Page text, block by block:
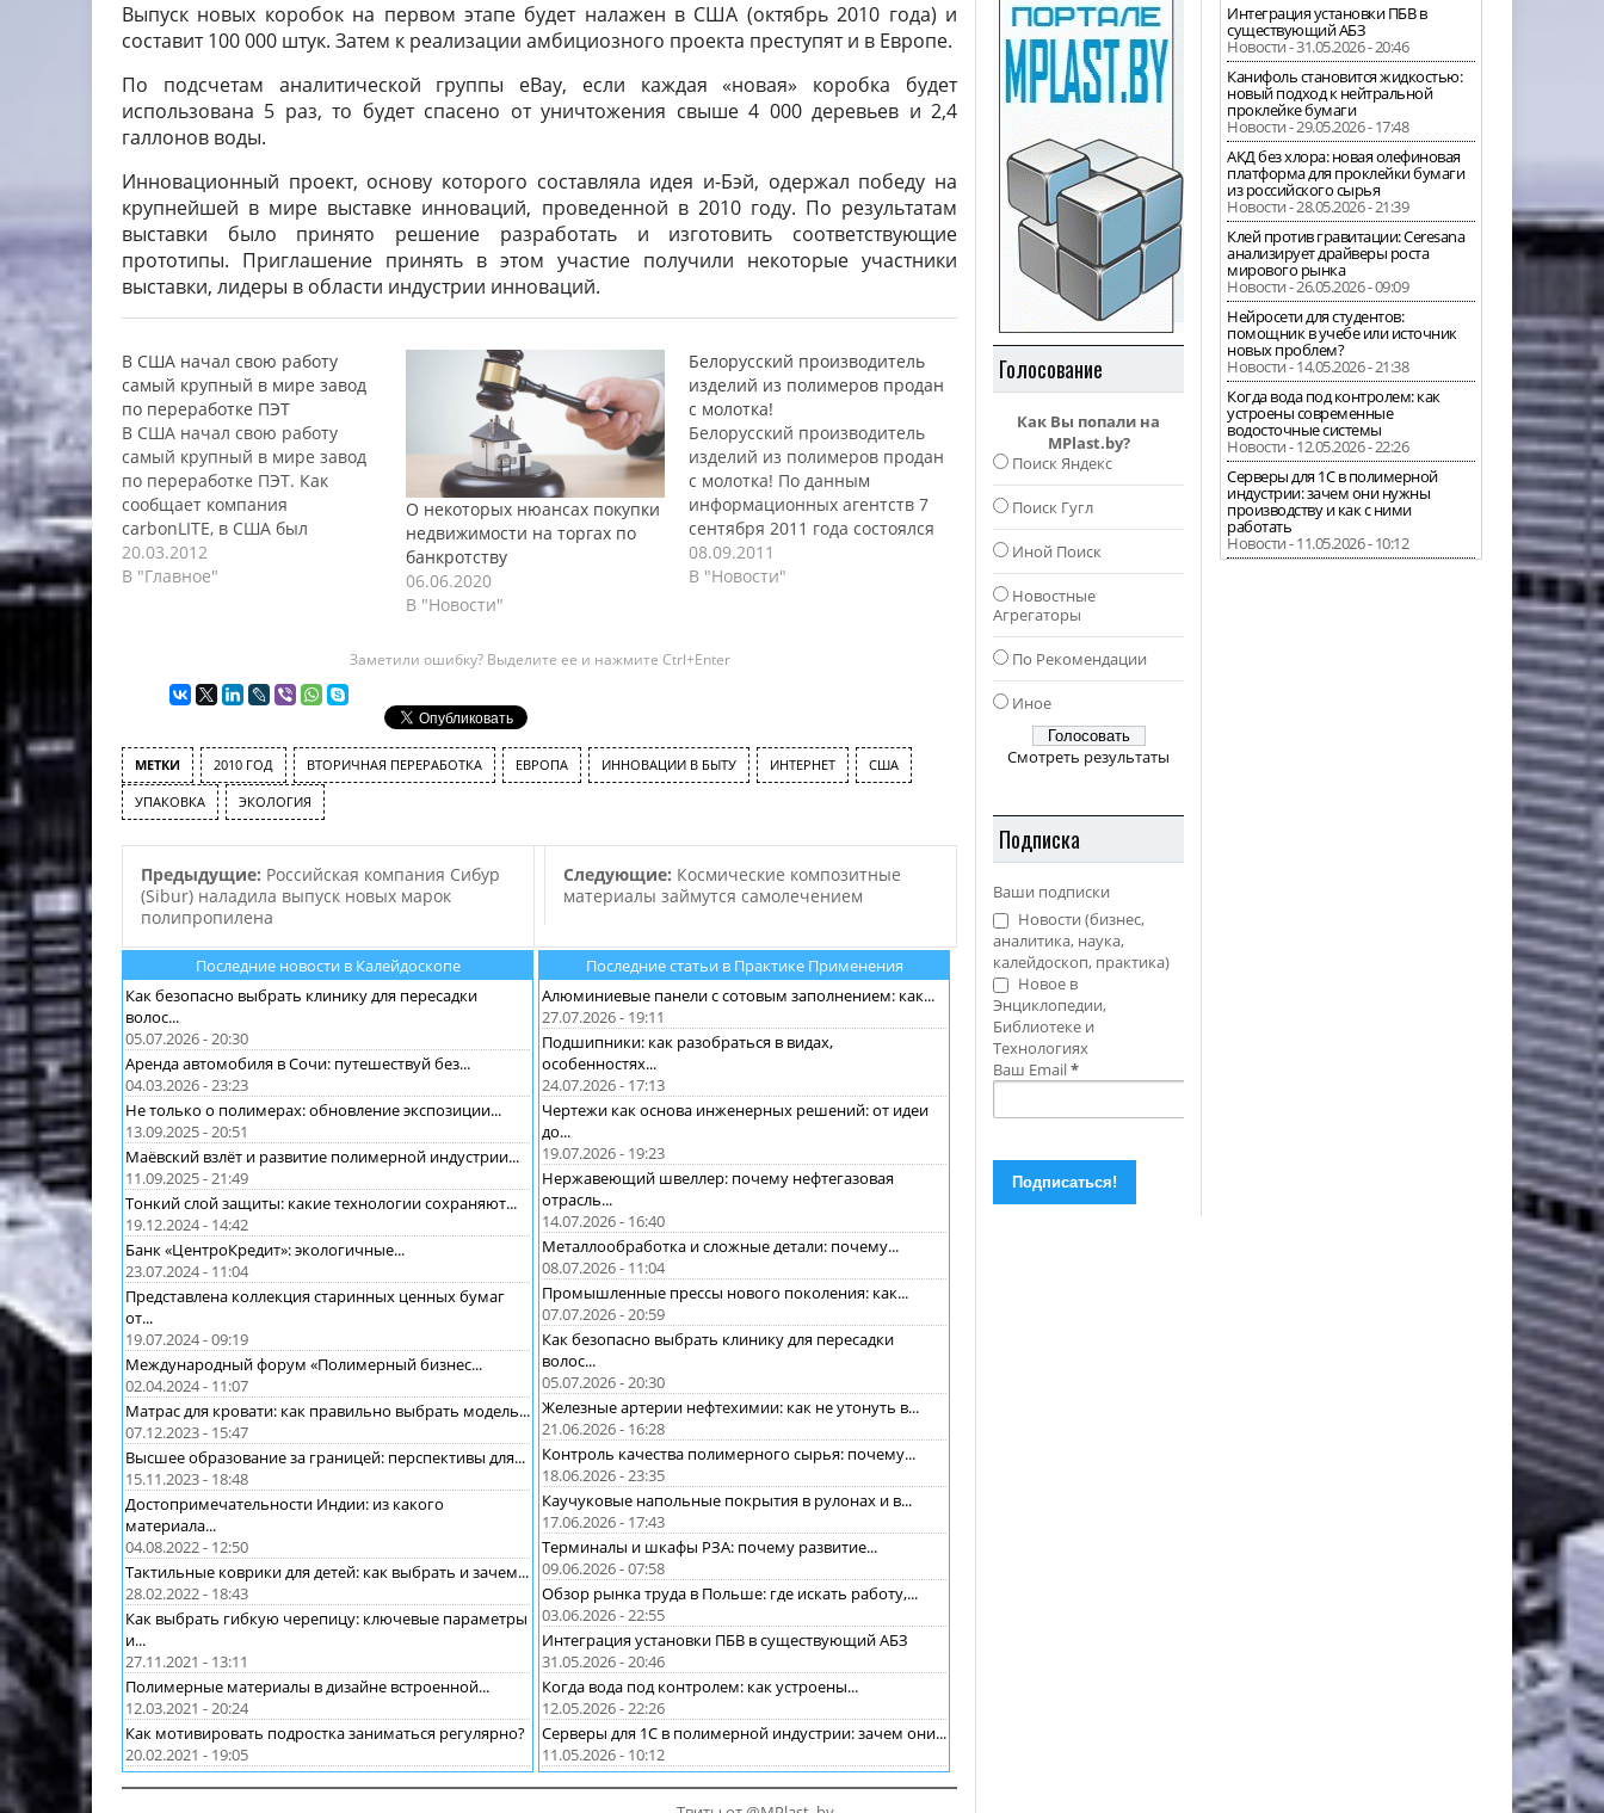
Выпуск новых коробок на первом этапе будет налажен в США (октябрь 2010 года) и
составит 100 000 штук. Затем к реализации амбициозного проекта преступят и в Европе.
По подсчетам аналитической группы eBay, если каждая «новая» коробка будет
использована 5 раз, то будет спасено от уничтожения свыше 4 000 деревьев и 2,4
галлонов воды.
Инновационный проект, основу которого составляла идея и-Бэй, одержал победу на
крупнейшей в мире выставке инноваций, проведенной в 2010 году. По результатам
выставки было принято решение разработать и изготовить соответствующие
прототипы. Приглашение принять в этом участие получили некоторые участники
выставки, лидеры в области индустрии инноваций.
В США начал свою работу
самый крупный в мире завод
по переработке ПЭТ
В США начал свою работу
самый крупный в мире завод
по переработке ПЭТ. Как
сообщает компания
carbonLITE, в США был
построен и запущен в работу
самый крупный в мире завод
год. Предполагается, что
объема займут…
20.03.2012
В "Главное"
О некоторых нюансах покупки
недвижимости на торгах по
банкротству
06.06.2020
В "Новости"
Белорусский производитель
изделий из полимеров продан
с молотка!
Белорусский производитель
изделий из полимеров продан
с молотка! По данным
информационных агентств 7
сентября 2011 года состоялся
аукцион на котором был
продан контрольный пакет
Собственником пакета акций в
литовским капиталом СП ООО
«Торимэкс». Так как…
08.09.2011
В "Новости"
Заметили ошибку? Выделите ее и нажмите Ctrl+Enter
МЕТКИ 2010 ГОД ВТОРИЧНАЯ ПЕРЕРАБОТКА ЕВРОПА ИННОВАЦИИ В БЫТУ ИНТЕРНЕТ США
УПАКОВКА ЭКОЛОГИЯ
Предыдущие: Российская компания Сибур
(Sibur) наладила выпуск новых марок
полипропилена
Следующие: Космические композитные
материалы займутся самолечением
Последние новости в Калейдоскопе
Как безопасно выбрать клинику для пересадки
волос...
05.07.2026 - 20:30
Аренда автомобиля в Сочи: путешествуй без...
04.03.2026 - 23:23
Не только о полимерах: обновление экспозиции...
13.09.2025 - 20:51
Маёвский взлёт и развитие полимерной индустрии...
11.09.2025 - 21:49
Тонкий слой защиты: какие технологии сохраняют...
19.12.2024 - 14:42
Банк «ЦентроКредит»: экологичные...
23.07.2024 - 11:04
Представлена коллекция старинных ценных бумаг
от...
19.07.2024 - 09:19
Международный форум «Полимерный бизнес...
02.04.2024 - 11:07
Матрас для кровати: как правильно выбрать модель...
07.12.2023 - 15:47
Высшее образование за границей: перспективы для...
15.11.2023 - 18:48
Достопримечательности Индии: из какого
материала...
04.08.2022 - 12:50
Тактильные коврики для детей: как выбрать и зачем...
28.02.2022 - 18:43
Как выбрать гибкую черепицу: ключевые параметры
и...
27.11.2021 - 13:11
Полимерные материалы в дизайне встроенной...
12.03.2021 - 20:24
Как мотивировать подростка заниматься регулярно?
20.02.2021 - 19:05
Последние статьи в Практике Применения
Алюминиевые панели с сотовым заполнением: как...
27.07.2026 - 19:11
Подшипники: как разобраться в видах,
особенностях...
24.07.2026 - 17:13
Чертежи как основа инженерных решений: от идеи
до...
19.07.2026 - 19:23
Нержавеющий швеллер: почему нефтегазовая
отрасль...
14.07.2026 - 16:40
Металлообработка и сложные детали: почему...
08.07.2026 - 11:04
Промышленные прессы нового поколения: как...
07.07.2026 - 20:59
Как безопасно выбрать клинику для пересадки
волос...
05.07.2026 - 20:30
Железные артерии нефтехимии: как не утонуть в...
21.06.2026 - 16:28
Контроль качества полимерного сырья: почему...
18.06.2026 - 23:35
Каучуковые напольные покрытия в рулонах и в...
17.06.2026 - 17:43
Терминалы и шкафы РЗА: почему развитие...
09.06.2026 - 07:58
Обзор рынка труда в Польше: где искать работу,...
03.06.2026 - 22:55
Интеграция установки ПБВ в существующий АБЗ
31.05.2026 - 20:46
Когда вода под контролем: как устроены...
12.05.2026 - 22:26
Серверы для 1С в полимерной индустрии: зачем они...
11.05.2026 - 10:12
Голосование
Как Вы попали на
MPlast.by?
Поиск Яндекс
Поиск Гугл
Иной Поиск
Новостные
Агрегаторы
По Рекомендации
Иное
Смотреть результаты
Подписка
Ваши подписки
Новости (бизнес,
аналитика, наука,
калейдоскоп, практика)
Новое в
Энциклопедии,
Библиотеке и
Технологиях
Ваш Email*
Интеграция установки ПБВ в
существующий АБЗ
Новости - 31.05.2026 - 20:46
Канифоль становится жидкостью:
новый подход к нейтральной
проклейке бумаги
Новости - 29.05.2026 - 17:48
АКД без хлора: новая олефиновая
платформа для проклейки бумаги
из российского сырья
Новости - 28.05.2026 - 21:39
Клей против гравитации: Ceresana
анализирует драйверы роста
мирового рынка
Новости - 26.05.2026 - 09:09
Нейросети для студентов:
помощник в учебе или источник
новых проблем?
Новости - 14.05.2026 - 21:38
Когда вода под контролем: как
устроены современные
водосточные системы
Новости - 12.05.2026 - 22:26
Серверы для 1С в полимерной
индустрии: зачем они нужны
производству и как с ними
работать
Новости - 11.05.2026 - 10:12